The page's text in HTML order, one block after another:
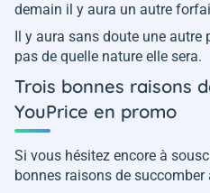
demain il y aura un autre
Il y aura sans doute une
pas de quelle nature elle sera.
Trois bonnes raisons
YouPrice en promo
Si vous hésitez encore à
bonnes raisons de succomber